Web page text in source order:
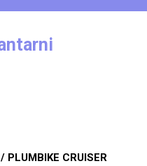
/ PLUMBIKE CRUISER